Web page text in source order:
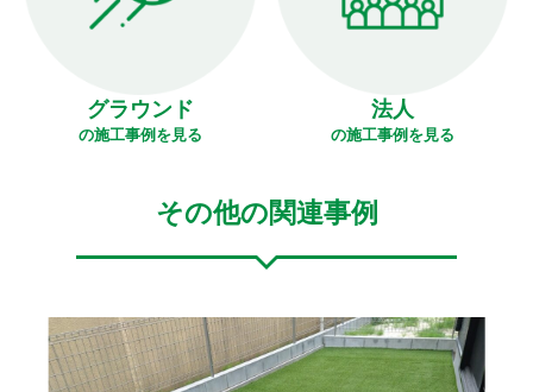
グラウンド
の施工事例を見る
法人
の施工事例を見る
その他の関連事例